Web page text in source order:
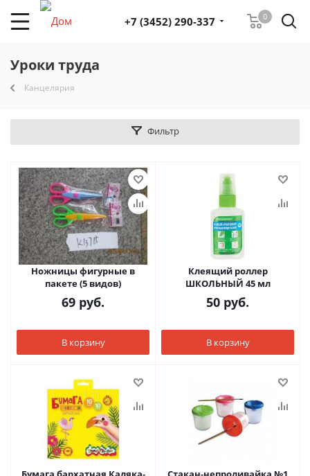
0
+7 (3452) 290-337
Уроки труда
Канцелярия
Фильтр
Ножницы фигурные в
пакете (5 видов)
69 руб.
В корзину
Клеящий роллер
ШКОЛЬНЫЙ 45 мл
50 руб.
В корзину